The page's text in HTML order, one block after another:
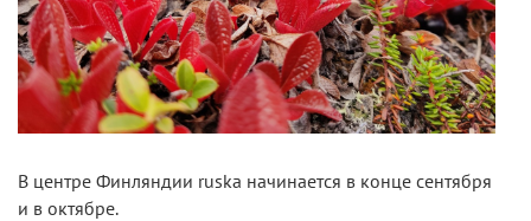
В центре Финляндии ruska начинается в конце сентября
и в октябре.